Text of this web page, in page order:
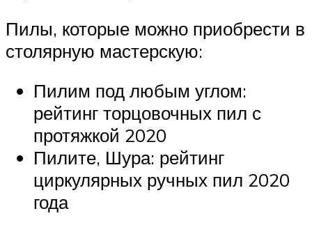
Пилы, которые можно приобрести в
столярную мастерскую:
Пилим под любым углом:
рейтинг торцовочных пил с
протяжкой 2020
Пилите, Шура: рейтинг
циркулярных ручных пил 2020
года